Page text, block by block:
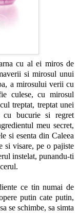
cu al ei miros de
si mirosul unui
a mirosului verii cu
culese, cu mirosul
treptat, treptat unei
cu bucurie si regret
meu secret,
si esenta din Caleea
si visare, pe o pajiste
instelat, punandu-ti
ce tin numai de
putin cate putin,
se schimbe, sa simta